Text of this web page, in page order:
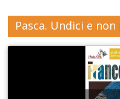
Pasca. Undici e